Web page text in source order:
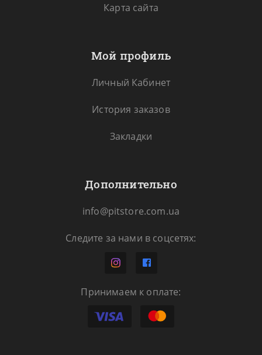
Карта сайта
Мой профиль
Личный Кабинет
История заказов
Закладки
Дополнительно
info@pitstore.com.ua
Следите за нами в соцсетях:
Принимаем к оплате: